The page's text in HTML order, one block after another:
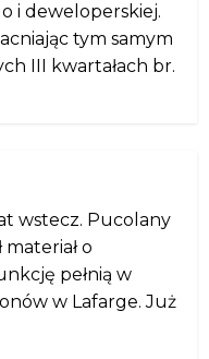
i deweloperskiej.
tym samym
III kwartałach br.
wstecz. Pucolany
o
pełnią w
w Lafarge. Już